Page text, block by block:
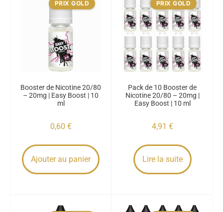
PRIX GOLD
Booster de Nicotine 20/80
– 20mg | Easy Boost | 10
ml
0,60 €
Ajouter au panier
PRIX GOLD
Pack de 10 Booster de
Nicotine 20/80 – 20mg |
Easy Boost | 10 ml
4,91 €
Lire la suite